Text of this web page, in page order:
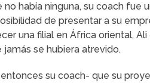
no había ninguna, su coach fue
de presentar a su
una filial en África oriental,
se hubiera atrevido.
su coach- que su